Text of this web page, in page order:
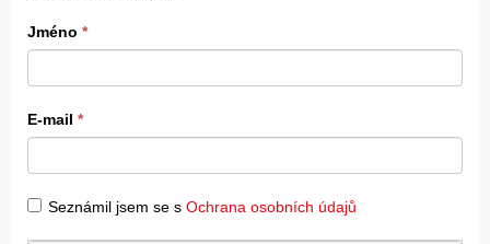
Jméno *
E-mail *
Seznámil jsem se s Ochrana osobních údajů